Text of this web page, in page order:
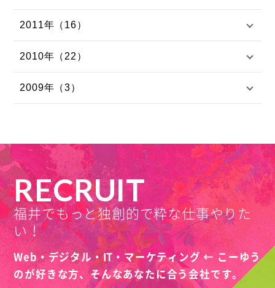
2011年（16）
2010年（22）
2009年（3）
RECRUIT
福井でもっと独創的で粋な仕事やりた
い！
Web・デジタル・IT・マーケティング ← こーゆう
のが好きな方、そんなあなたに合う会社です。